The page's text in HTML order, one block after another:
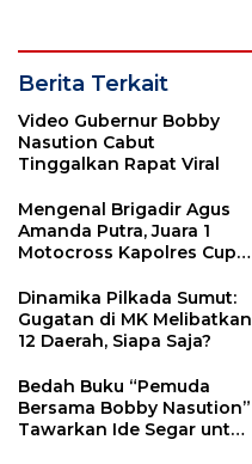
Berita Terkait
Video Gubernur Bobby
Nasution Cabut
Tinggalkan Rapat Viral
Mengenal Brigadir Agus
Amanda Putra, Juara 1
Motocross Kapolres Cup:
Menyukai Balapan
Dinamika Pilkada Sumut:
Gugatan di MK Melibatkan
12 Daerah, Siapa Saja?
Bedah Buku “Pemuda
Bersama Bobby Nasution”
Tawarkan Ide Segar untuk